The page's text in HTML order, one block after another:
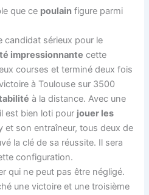
que ce poulain figure parmi
candidat sérieux pour le
impressionnante cette
courses et terminé deux fois
à Toulouse sur 3500
à la distance. Avec une
est bien loti pour jouer les
et son entraîneur, tous deux de
la clé de sa réussite. Il sera
configuration.
qui ne peut pas être négligé.
une victoire et une troisième